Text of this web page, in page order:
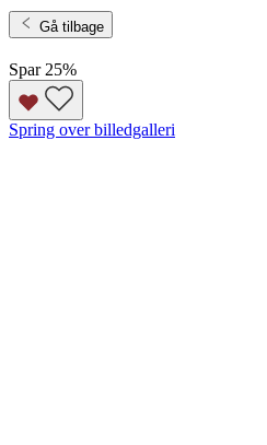
Gå tilbage
Spar 25%
Spring over billedgalleri